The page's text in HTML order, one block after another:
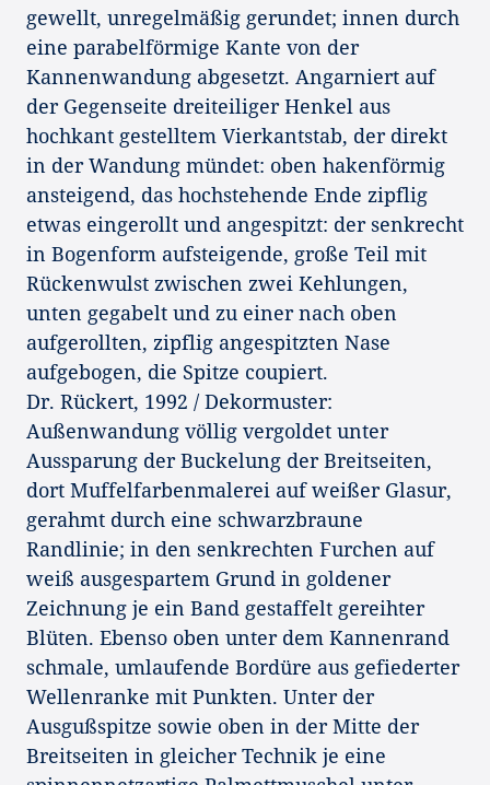
gewellt, unregelmäßig gerundet; innen durch
eine parabelförmige Kante von der
Kannenwandung abgesetzt. Angarniert auf
der Gegenseite dreiteiliger Henkel aus
hochkant gestelltem Vierkantstab, der direkt
in der Wandung mündet: oben hakenförmig
ansteigend, das hochstehende Ende zipflig
etwas eingerollt und angespitzt: der senkrecht
in Bogenform aufsteigende, große Teil mit
Rückenwulst zwischen zwei Kehlungen,
unten gegabelt und zu einer nach oben
aufgerollten, zipflig angespitzten Nase
aufgebogen, die Spitze coupiert.
Dr. Rückert, 1992 / Dekormuster:
Außenwandung völlig vergoldet unter
Aussparung der Buckelung der Breitseiten,
dort Muffelfarbenmalerei auf weißer Glasur,
gerahmt durch eine schwarzbraune
Randlinie; in den senkrechten Furchen auf
weiß ausgespartem Grund in goldener
Zeichnung je ein Band gestaffelt gereihter
Blüten. Ebenso oben unter dem Kannenrand
schmale, umlaufende Bordüre aus gefiederter
Wellenranke mit Punkten. Unter der
Ausgußspitze sowie oben in der Mitte der
Breitseiten in gleicher Technik je eine